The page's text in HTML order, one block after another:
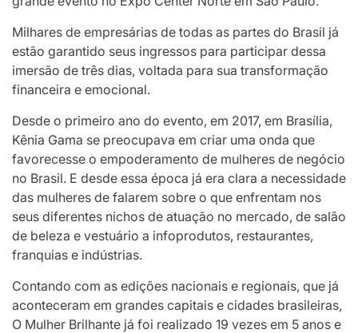
Milhares de empresárias de todas as partes do Brasil já
estão garantido seus ingressos para participar dessa
imersão de três dias, voltada para sua transformação
financeira e emocional.
Desde o primeiro ano do evento, em 2017, em Brasília,
Kênia Gama se preocupava em criar uma onda que
favorecesse o empoderamento de mulheres de negócio
no Brasil. E desde essa época já era clara a necessidade
das mulheres de falarem sobre o que enfrentam nos
seus diferentes nichos de atuação no mercado, de salão
de beleza e vestuário a infoprodutos, restaurantes,
franquias e indústrias.
Contando com as edições nacionais e regionais, que já
aconteceram em grandes capitais e cidades brasileiras,
O Mulher Brilhante já foi realizado 19 vezes em 5 anos e